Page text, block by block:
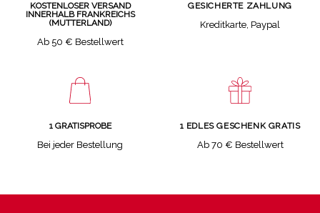
KOSTENLOSER VERSAND
INNERHALB FRANKREICHS
(MUTTERLAND)
Ab 50 € Bestellwert
GESICHERTE ZAHLUNG
Kreditkarte, Paypal
1 GRATISPROBE
Bei jeder Bestellung
1 EDLES GESCHENK GRATIS
Ab 70 € Bestellwert